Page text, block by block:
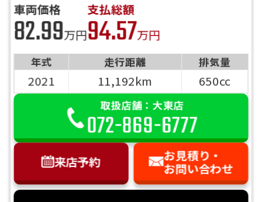
車両価格
82.99万円
支払総額
94.57万円
年式 走行距離 排気量
2021 11,192km 650cc
取扱店舗：大東店
072-869-6777
来店予約
お見積り・
お問い合わせ